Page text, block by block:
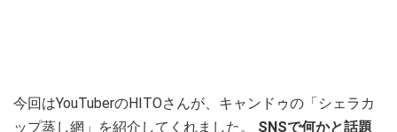
今回はYouTuberのHITOさんが、キャンドゥの「シェラカ
ップ蒸し網」を紹介してくれました。 SNSで何かと話題